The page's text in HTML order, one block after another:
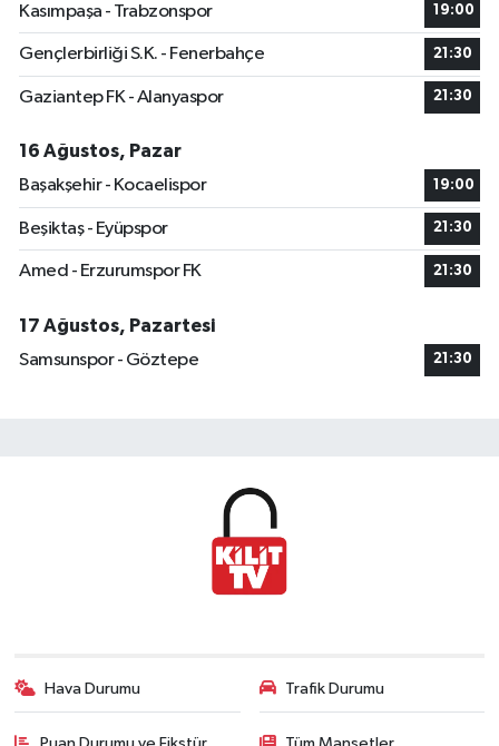
Kasımpaşa - Trabzonspor 19:00
Gençlerbirliği S.K. - Fenerbahçe 21:30
Gaziantep FK - Alanyaspor 21:30
16 Ağustos, Pazar
Başakşehir - Kocaelispor
19:00
Beşiktaş - Eyüpspor 21:30
Amed - Erzurumspor FK 21:30
17 Ağustos, Pazartesi
Samsunspor - Göztepe
21:30
Hava Durumu Trafik Durumu